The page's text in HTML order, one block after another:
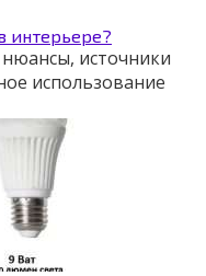
интерьере?
источники
использование